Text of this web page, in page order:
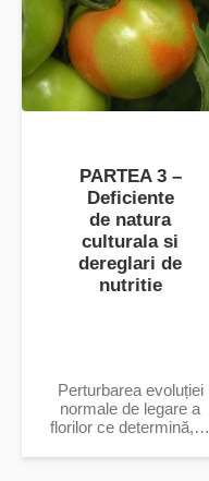
PARTEA 3 –
Deficiente
de natura
culturala si
dereglari de
nutritie
Perturbarea evoluției
normale de legare a
florilor ce determină, la